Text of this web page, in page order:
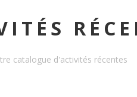
catalogue d'activités récentes